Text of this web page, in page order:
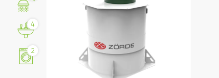
4
2